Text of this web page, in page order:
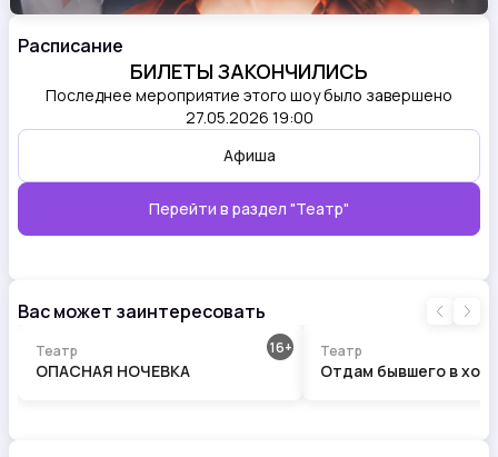
Расписание
БИЛЕТЫ ЗАКОНЧИЛИСЬ
Последнее мероприятие этого шоу было завершено
27.05.2026 19:00
Афиша
Перейти в раздел "Театр"
Вас может заинтересовать
16
Театр
ОПАСНАЯ НОЧЕВКА
Театр
Отдам бывшего в